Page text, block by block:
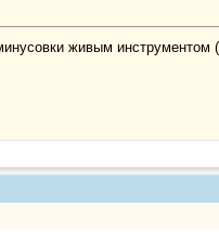
живым